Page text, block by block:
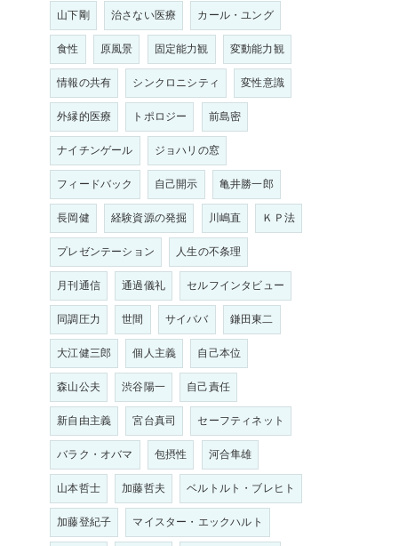
山下剛
治さない医療
カール・ユング
食性
原風景 固定能力観
変動能力観
情報の共有
シンクロニシティ
変性意識
外縁的医療
トポロジー
前島密
ナイチンゲール
ジョハリの窓
フィードバック
自己開示
亀井勝一郎
長岡健
経験資源の発掘 川嶋直
ＫＰ法
プレゼンテーション
人生の不条理
月刊通信
通過儀礼
セルフインタビュー
同調圧力
世間 サイババ
鎌田東二
大江健三郎
個人主義
自己本位
森山公夫
渋谷陽一
自己責任
新自由主義
宮台真司
セーフティネット
バラク・オバマ
包摂性
河合隼雄
山本哲士
加藤哲夫
ベルトルト・ブレヒト
加藤登紀子
マイスター・エックハルト